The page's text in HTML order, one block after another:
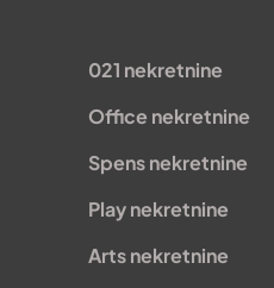
021 nekretnine
Office nekretnine
Spens nekretnine
Play nekretnine
Arts nekretnine